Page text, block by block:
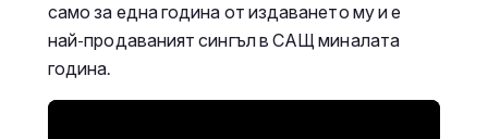
само за една година от издаването му и е
най-продаваният сингъл в САЩ миналата
година.